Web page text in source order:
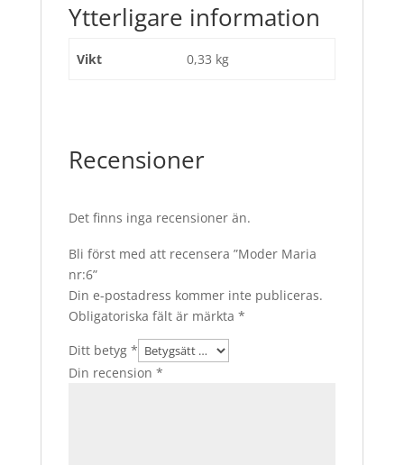
Ytterligare information
Vikt 0,33 kg
Recensioner
Det finns inga recensioner än.
Bli först med att recensera ”Moder Maria
nr:6”
Din e-postadress kommer inte publiceras.
Obligatoriska fält är märkta *
Ditt betyg *
Din recension *